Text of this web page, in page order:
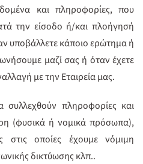
και πληροφορίες, που
την είσοδο ή/και πλοήγησή
υποβάλλετε κάποιο ερώτημα ή
μαζί σας ή όταν έχετε
με την Εταιρεία μας.
συλλεχθούν πληροφορίες και
(φυσικά ή νομικά πρόσωπα),
οποίες έχουμε νόμιμη
δικτύωσης κλπ..